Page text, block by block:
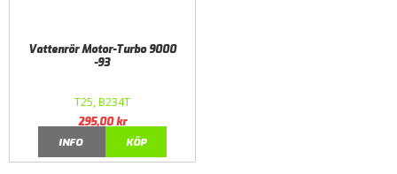
Vattenrör Motor-Turbo 9000
-93
T25, B234T
295,00kr
INFO
KÖP